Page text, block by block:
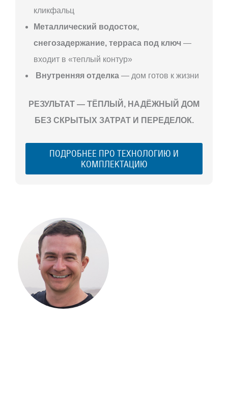
кликфальц
Металлический водосток,
снегозадержание, терраса под ключ —
входит в «теплый контур»
Внутренняя отделка — дом готов к жизни
РЕЗУЛЬТАТ — ТЁПЛЫЙ, НАДЁЖНЫЙ ДОМ
БЕЗ СКРЫТЫХ ЗАТРАТ И ПЕРЕДЕЛОК.
ПОДРОБНЕЕ ПРО ТЕХНОЛОГИЮ И
КОМПЛЕКТАЦИЮ